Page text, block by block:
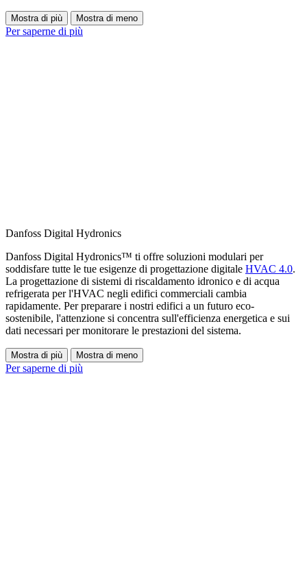
Mostra di più Mostra di meno
Per saperne di più
Danfoss Digital Hydronics
Danfoss Digital Hydronics™ ti offre soluzioni modulari per
soddisfare tutte le tue esigenze di progettazione digitale HVAC 4.0.
La progettazione di sistemi di riscaldamento idronico e di acqua
refrigerata per l'HVAC negli edifici commerciali cambia
rapidamente. Per preparare i nostri edifici a un futuro eco-
sostenibile, l'attenzione si concentra sull'efficienza energetica e sui
dati necessari per monitorare le prestazioni del sistema.
Mostra di più Mostra di meno
Per saperne di più